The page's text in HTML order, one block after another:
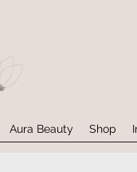
Aura Beauty Shop